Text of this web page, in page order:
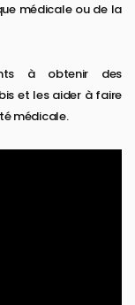
médicale ou de la
à obtenir des
et les aider à faire
médicale.